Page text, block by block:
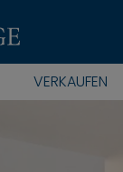
VERKAUFEN